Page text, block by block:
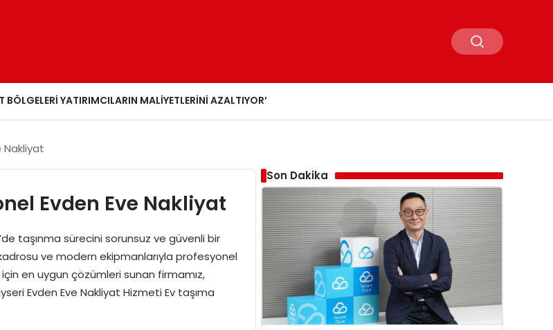
BÖLGELERI YATIRIMCILARIN MALIYETLERINI AZALTIYOR’
Nakliyat
Evden Eve Nakliyat
taşınma sürecini sorunsuz ve güvenli bir
ve modern ekipmanlarıyla profesyonel
için en uygun çözümleri sunan firmamız,
Evden Eve Nakliyat Hizmeti Ev taşıma
Son Dakika